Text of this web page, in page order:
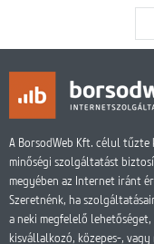
A BorsodWeb Kft. célul tűzte
minőségi szolgáltatást
megyében az Internet iránt
Szeretnénk, ha
a neki megfelelő
kisvállalkozó, közepes-,